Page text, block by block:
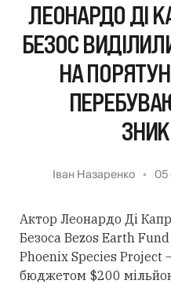
ЛЕОНАРДО ДІ
БЕЗОС
НА
Іван Назаренко 05
Актор Леонардо Ді
Безоса Bezos Earth
Phoenix Species Project
бюджетом $200